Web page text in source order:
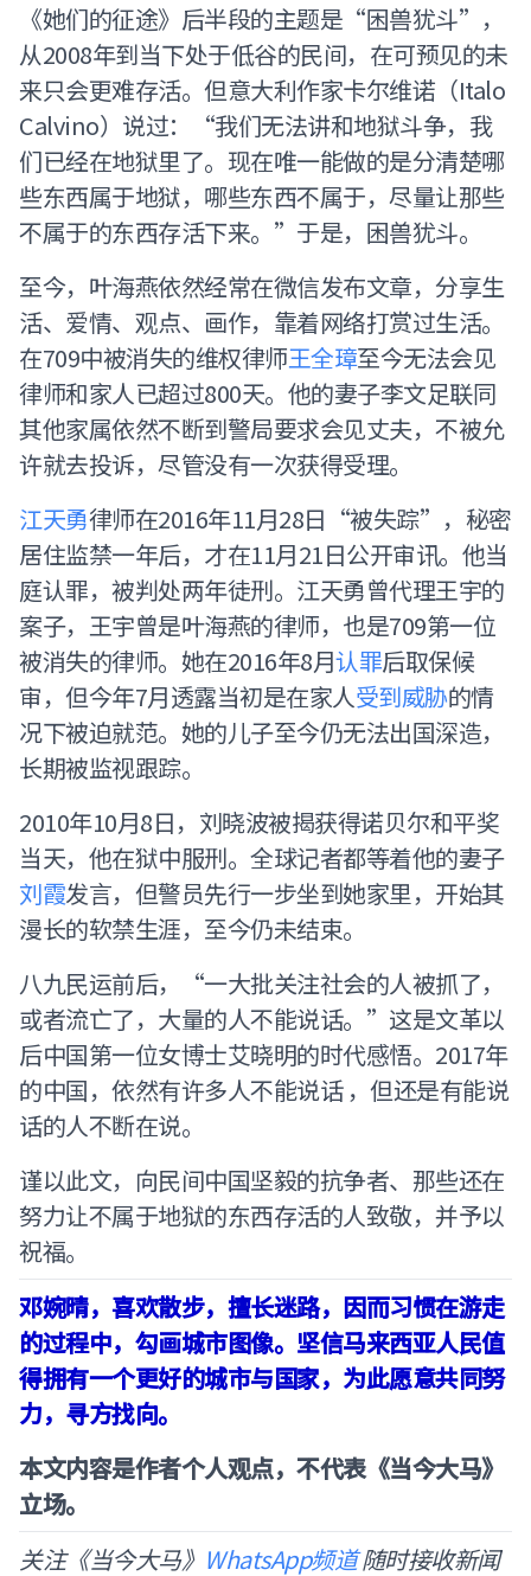
《她们的征途》后半段的主题是“困兽犹斗”，
从2008年到当下处于低谷的民间，在可预见的未
来只会更难存活。但意大利作家卡尔维诺（Italo
Calvino）说过：“我们无法讲和地狱斗争，我
们已经在地狱里了。现在唯一能做的是分清楚哪
些东西属于地狱，哪些东西不属于，尽量让那些
不属于的东西存活下来。”于是，困兽犹斗。
至今，叶海燕依然经常在微信发布文章，分享生
活、爱情、观点、画作，靠着网络打赏过生活。
在709中被消失的维权律师王全璋至今无法会见
律师和家人已超过800天。他的妻子李文足联同
其他家属依然不断到警局要求会见丈夫，不被允
许就去投诉，尽管没有一次获得受理。
江天勇律师在2016年11月28日“被失踪”，秘密
居住监禁一年后，才在11月21日公开审讯。他当
庭认罪，被判处两年徒刑。江天勇曾代理王宇的
案子，王宇曾是叶海燕的律师，也是709第一位
被消失的律师。她在2016年8月认罪后取保候
审，但今年7月透露当初是在家人受到威胁的情
况下被迫就范。她的儿子至今仍无法出国深造，
长期被监视跟踪。
2010年10月8日，刘晓波被揭获得诺贝尔和平奖
当天，他在狱中服刑。全球记者都等着他的妻子
刘霞发言，但警员先行一步坐到她家里，开始其
漫长的软禁生涯，至今仍未结束。
八九民运前后，“一大批关注社会的人被抓了，
或者流亡了，大量的人不能说话。”这是文革以
后中国第一位女博士艾晓明的时代感悟。2017年
的中国，依然有许多人不能说话 ，但还是有能说
话的人不断在说。
谨以此文，向民间中国坚毅的抗争者、那些还在
努力让不属于地狱的东西存活的人致敬，并予以
祝福。
邓婉晴，喜欢散步，擅长迷路，因而习惯在游走
的过程中，勾画城市图像。坚信马来西亚人民值
得拥有一个更好的城市与国家，为此愿意共同努
力，寻方找向。
本文内容是作者个人观点，不代表《当今大马》
立场。
关注《当今大马》 WhatsApp频道随时接收新闻